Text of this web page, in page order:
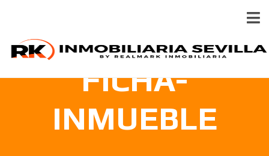
FICHA-
INMUEBLE